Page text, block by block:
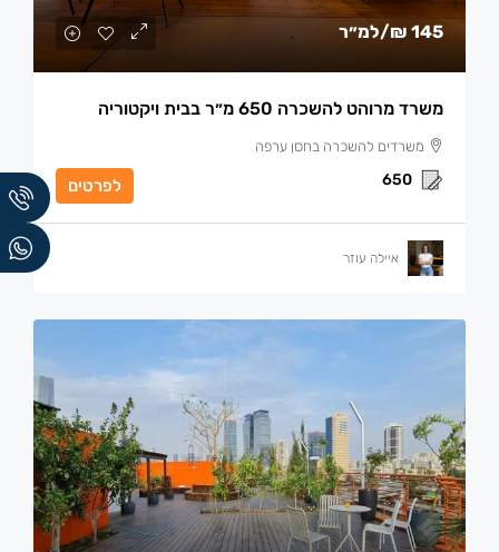
145 ₪ /למ״ר
משרד מרוהט להשכרה 650 מ״ר בבית ויקטוריה
משרדים להשכרה בחסן ערפה
650 לפרטים
איילה עוזר